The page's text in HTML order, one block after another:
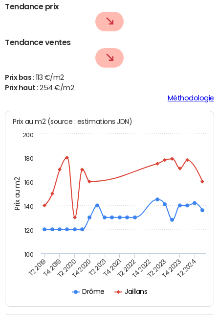
Tendance prix
Tendance ventes
Prix bas :
113 €/m2
Prix haut :254 €/m2
Méthodologie
Prix au m2
Prix au m2 (source : estimations JDN)
Drôme Jaillans
T2 2019T4 2019T2 2020T4 2020T2 2021T4 2021T2 2022T4 2022T2 2023T4 2023T2 2024
100
120
140
160
180
200